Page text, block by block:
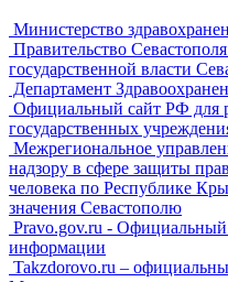
Министерство
Правительство
государственной власти
Департамент
Официальный сайт РФ для
государственных
Межрегиональное
надзору в сфере защиты
человека по Республике
значения Севастополю
Pravo.gov.ru - Официальный
информации
Takzdorovo.ru –